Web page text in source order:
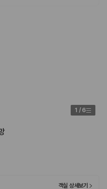
로 판단하기 어렵습니다. 보험 포
소 수수료를 함께 확인해야 실제
가 다를 수 있습니다. 카모아에서
1 / 6
객실 상세보기